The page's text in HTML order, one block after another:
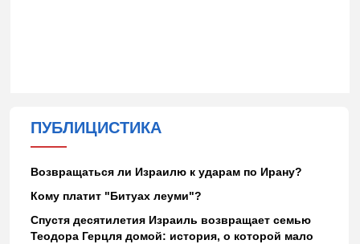
ПУБЛИЦИСТИКА
Возвращаться ли Израилю к ударам по Ирану?
Кому платит "Битуах леуми"?
Спустя десятилетия Израиль возвращает семью
Теодора Герцля домой: история, о которой мало